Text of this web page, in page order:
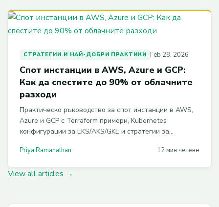
СТРАТЕГИИ И НАЙ-ДОБРИ ПРАКТИКИ Feb 28, 2026
Спот инстанции в AWS, Azure и GCP:
Как да спестите до 90% от облачните
разходи
Практическо ръководство за спот инстанции в AWS,
Azure и GCP с Terraform примери, Kubernetes
конфигурации за EKS/AKS/GKE и стратегии за
облачните разходи.
Priya Ramanathan 12 мин четене
View all articles →